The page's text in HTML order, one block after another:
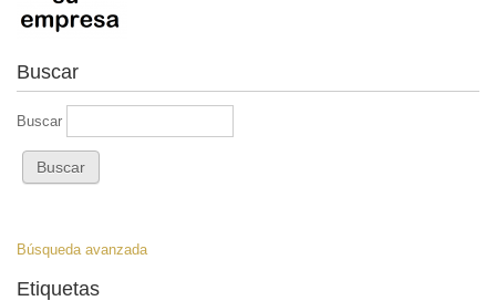
Buscar
Buscar
Búsqueda avanzada
Etiquetas